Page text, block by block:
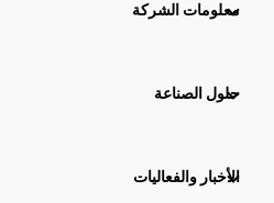
معلومات الشركة
حلول الصناعة
الأخبار والفعاليات